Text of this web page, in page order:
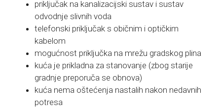
priključak na kanalizacijski sustav i sustav
odvodnje slivnih voda
telefonski priključak s običnim i optičkim
kabelom
mogućnost priključka na mrežu gradskog plina
kuća je prikladna za stanovanje (zbog starije
gradnje preporuča se obnova)
kuća nema oštećenja nastalih nakon nedavnih
potresa